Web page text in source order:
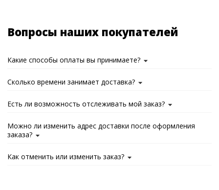
Вопросы наших покупателей
Какие способы оплаты вы принимаете?
Сколько времени занимает доставка?
Есть ли возможность отслеживать мой заказ?
Можно ли изменить адрес доставки после оформления
заказа?
Как отменить или изменить заказ?